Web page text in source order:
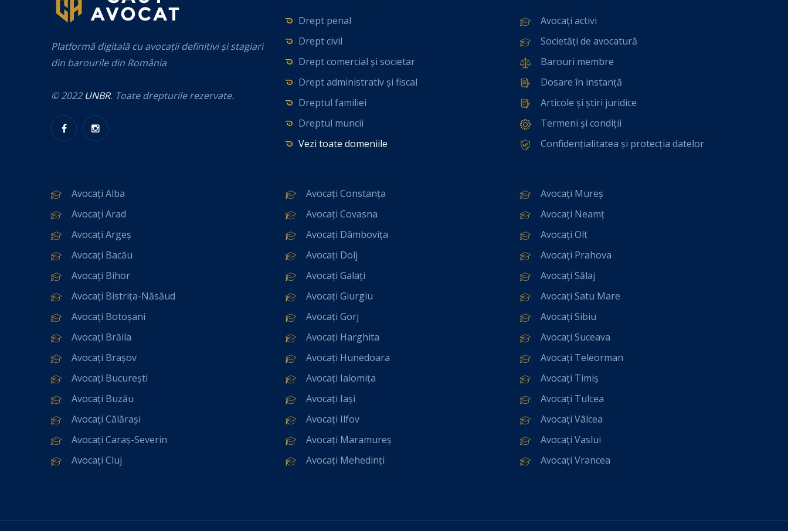
Platformă digitală cu avocații definitivi și stagiari
din barourile din România
© 2022 UNBR. Toate drepturile rezervate.
Drept penal
Drept civil
Drept comercial și societar
Drept administrativ și fiscal
Dreptul familiei
Dreptul muncii
Vezi toate domeniile
Avocați activi
Societăți de avocatură
Barouri membre
Dosare în instanță
Articole și știri juridice
Termeni și condiții
Confidențialitatea și protecția datelor
Avocați Alba
Avocați Arad
Avocați Argeș
Avocați Bacău
Avocați Bihor
Avocați Bistrița-Năsăud
Avocați Botoșani
Avocați Brăila
Avocați Brașov
Avocați București
Avocați Buzău
Avocați Călărași
Avocați Caraș-Severin
Avocați Cluj
Avocați Constanța
Avocați Covasna
Avocați Dâmbovița
Avocați Dolj
Avocați Galați
Avocați Giurgiu
Avocați Gorj
Avocați Harghita
Avocați Hunedoara
Avocați Ialomița
Avocați Iași
Avocați Ilfov
Avocați Maramureș
Avocați Mehedinți
Avocați Mureș
Avocați Neamț
Avocați Olt
Avocați Prahova
Avocați Sălaj
Avocați Satu Mare
Avocați Sibiu
Avocați Suceava
Avocați Teleorman
Avocați Timiș
Avocați Tulcea
Avocați Vâlcea
Avocați Vaslui
Avocați Vrancea